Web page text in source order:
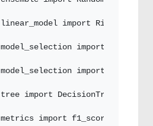
linear_model import
model_selection import
model_selection import
tree import
metrics import f1_score